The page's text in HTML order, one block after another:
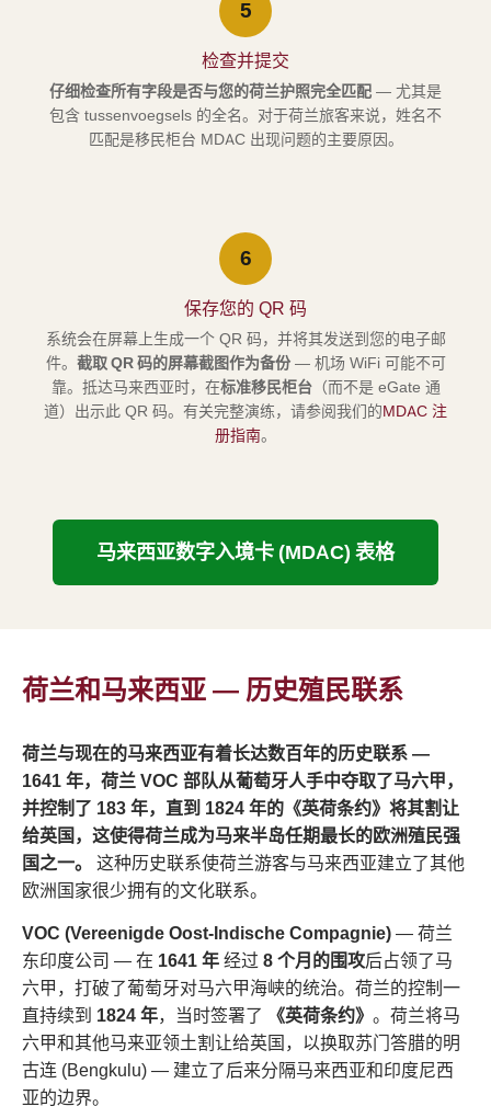
5
检查并提交
仔细检查所有字段是否与您的荷兰护照完全匹配 — 尤其是
包含 tussenvoegsels 的全名。对于荷兰旅客来说，姓名不
匹配是移民柜台 MDAC 出现问题的主要原因。
6
保存您的 QR 码
系统会在屏幕上生成一个 QR 码，并将其发送到您的电子邮
件。 截取 QR 码的屏幕截图作为备份— 机场 WiFi 可能不可
靠。抵达马来西亚时，在标准移民柜台（而不是 eGate 通
道）出示此 QR 码。有关完整演练，请参阅我们的MDAC 注
册指南。
马来西亚数字入境卡 (MDAC) 表格
荷兰和马来西亚 — 历史殖民联系
荷兰与现在的马来西亚有着长达数百年的历史联系 —
1641 年，荷兰 VOC 部队从葡萄牙人手中夺取了马六甲，
并控制了 183 年，直到 1824 年的《英荷条约》将其割让
给英国，这使得荷兰成为马来半岛任期最长的欧洲殖民强
国之一。
这种历史联系使荷兰游客与马来西亚建立了其他
欧洲国家很少拥有的文化联系。
VOC (Vereenigde Oost-Indische Compagnie)— 荷兰
东印度公司 — 在 1641 年经过 8 个月的围攻后占领了马
六甲，打破了葡萄牙对马六甲海峡的统治。荷兰的控制一
直持续到 1824 年，当时签署了 《英荷条约》 。荷兰将马
六甲和其他马来亚领土割让给英国，以换取苏门答腊的明
古连 (Bengkulu) — 建立了后来分隔马来西亚和印度尼西
亚的边界。